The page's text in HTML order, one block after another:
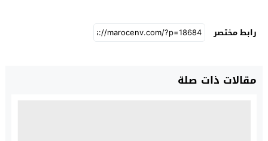
رابط مختصر
مقالات ذات صلة